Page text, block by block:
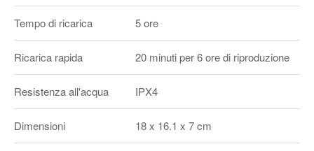
Tempo di ricarica 5 ore
Ricarica rapida 20 minuti per 6 ore di riproduzione
Resistenza all'acqua IPX4
Dimensioni 18 x 16.1 x 7 cm